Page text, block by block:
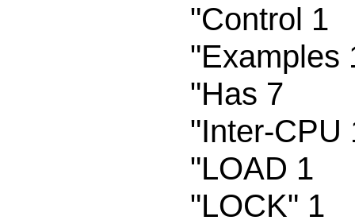
"Control 1
"Examples
"Has 7
"Inter-CPU
"LOAD 1
"LOCK" 1